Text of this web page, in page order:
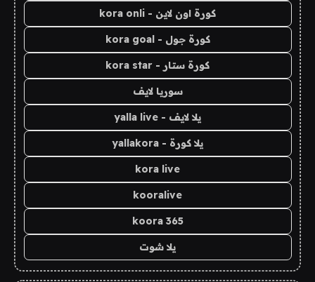
كورة اون لاين - kora onli
كورة جول - kora goal
كورة ستار - kora star
سوريا لايف
يلا لايف - yalla live
يلا كورة - yallakora
kora live
kooralive
koora 365
يلا شوت